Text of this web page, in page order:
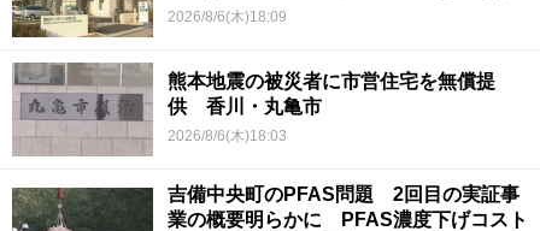
2026/8/6(木)18:09
熊本地震の被災者に市営住宅を無償提
供 香川・丸亀市
2026/8/6(木)18:03
吉備中央町のPFAS問題 2回目の実証事
業の概要明らかに PFAS濃度下げコスト